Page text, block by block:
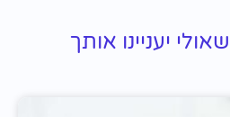
יעניינו אותך